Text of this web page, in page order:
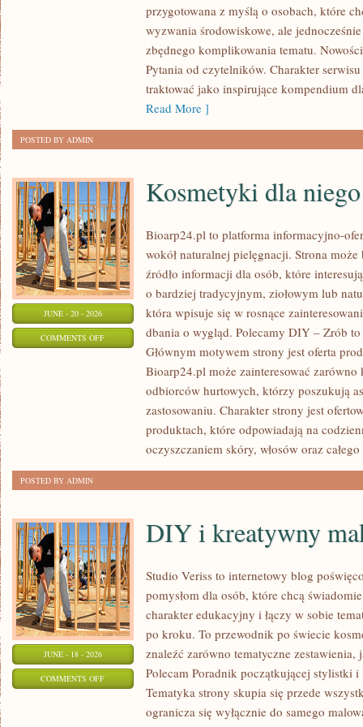
przygotowana z myślą o osobach, które
wyzwania środowiskowe, ale
zbędnego komplikowania tematu.
Pytania od czytelników. Charakter
traktować jako inspirujące kompendium
Read More ]
POSTED BY ADMIN
JUNE - 20 - 2026
COMMENTS OFFON
KOSMETYKI
Kosmetyki dla niego
Bioarp24.pl to platforma informacyjno-
wokół naturalnej pielęgnacji. Strona
źródło informacji dla osób, które
o bardziej tradycyjnym, ziołowym lub
która wpisuje się w rosnące
dbania o wygląd. Polecamy DIY – Zrób
Głównym motywem strony jest oferta
Bioarp24.pl może zainteresować
odbiorców hurtowych, którzy poszukują
zastosowaniu. Charakter strony jest
produktach, które odpowiadają na
oczyszczaniem skóry, włosów oraz całego
POSTED BY ADMIN
JUNE - 18 - 2026
COMMENTS OFFON
DIY i kreatywny
Studio Veriss to internetowy blog
pomysłom dla osób, które chcą
charakter edukacyjny i łączy w sobie
po kroku. To przewodnik po świecie
znaleźć zarówno tematyczne zestawienia,
Polecam Poradnik początkującej stylistki
Tematyka strony skupia się przede
ogranicza się wyłącznie do samego